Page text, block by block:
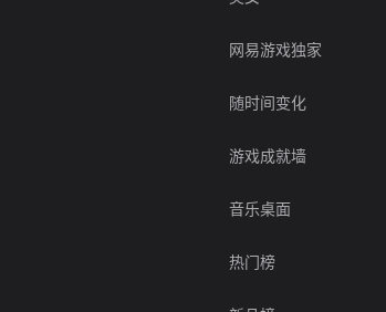
网易游戏独家
随时间变化
游戏成就墙
音乐桌面
热门榜